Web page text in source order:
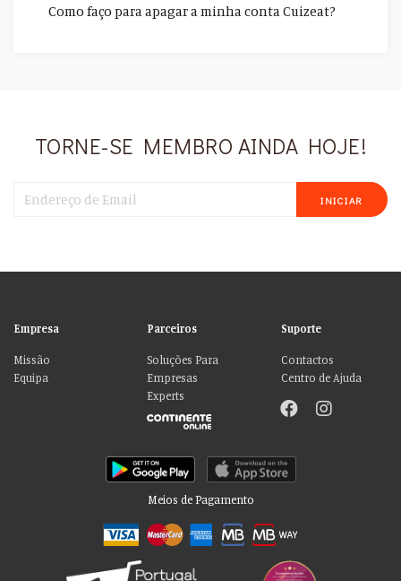
Como faço para apagar a minha conta Cuizeat?
TORNE-SE MEMBRO AINDA HOJE!
INICIAR
Empresa
Missão
Equipa
Parceiros
Soluções Para
Empresas
Experts
Suporte
Contactos
Centro de Ajuda
Meios de Pagamento